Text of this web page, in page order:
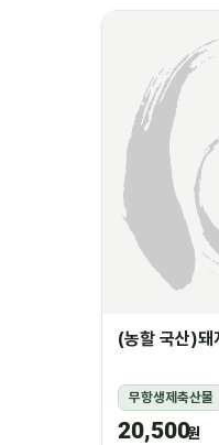
(농할 국산)
무항생제축산물
20,500원